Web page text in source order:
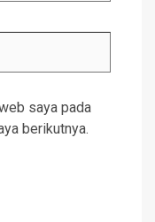
saya pada
berikutnya.